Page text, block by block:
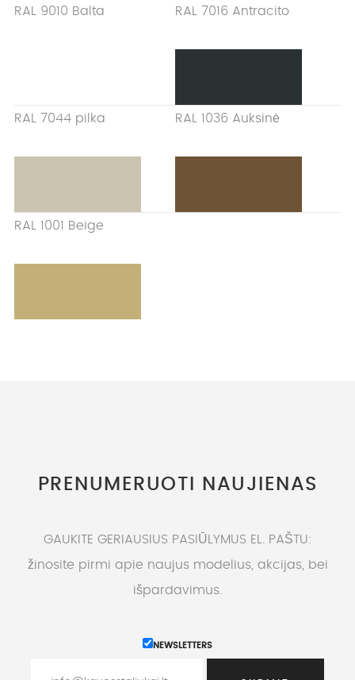
RAL 9010 Balta RAL 7016 Antracito
RAL 7044 pilka RAL 1036 Auksinė
RAL 1001 Beige
PRENUMERUOTI NAUJIENAS
GAUKITE GERIAUSIUS PASIŪLYMUS EL. PAŠTU:
žinosite pirmi apie naujus modelius, akcijas, bei
išpardavimus.
NEWSLETTERS